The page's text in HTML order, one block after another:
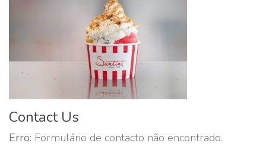
Contact Us
Erro: Formulário de contacto não encontrado.